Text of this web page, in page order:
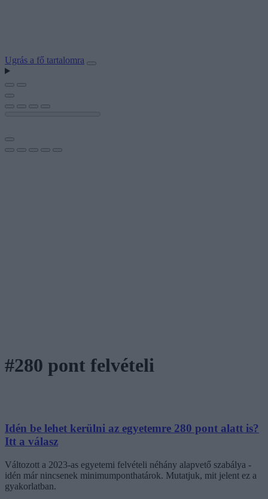
Ugrás a fő tartalomra
#280 pont felvételi
Idén be lehet kerülni az egyetemre 280 pont alatt is?
Itt a válasz
Változott a 2023-as egyetemi felvételi néhány alapvető szabálya -
idén már nincsenek minimumponthatárok. Mutatjuk, mit jelent ez a
gyakorlatban.